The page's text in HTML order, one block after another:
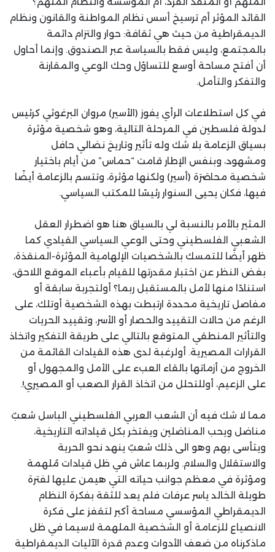
القائد المؤثر أم ترسيخ أسس نظام المواطنة والقانون ونظام
الديمقراطية من حيث هي ثقافة: حوار والتزام دائمة
بالمجتمع، وليس فقط بالسياسة عبر الصندوق. وإنما أحاول
أن أفتح مساحة أوسع للتساؤل وحك الوعي والمقارنة
والتفكر والتأمل.
في كل استطلاعات الرأي يفوز (الأسير) مروان البرغوثي كرئيس
لدولة فلسطين في المرحلة التالية، وهو شخصية مؤثرة
بسياق الزعامة بلا شك وله تأثير وتاريخ نضالي حافل
ومشهود، وبنفس الإطار قامت “حماس” من أيام باختيار
شخصية محاصَرَة (أسير) ولكنها مؤثرة، وتتسم بالزعامة أيضًا
فيها، فكان يحيى السنوار رئيسًا للمكتب السياسي.
المثير بالأمر بالنسبة لي بالسياق هنا هو اضطرار العقل
الشعبي الفلسطيني وحتى الوعي السياسي القيادي كما
ظهر أيضًا للتمسك بالشخصيات الإلهامية المؤثرة-المنقذة،
بغض النظر عن اختبار مقدرتها للقيام بأعباء الموقع اللاحق،
استنادًا منها لأمل بالمستقبل ربما؟ أولتجربة سابقة أو
مفاصل تاريخية محددة ارتبطت بهذه الشخصية أوتلك، على
الرغم من حالات التقييد والحصار أو الأسر، وتقييد الحريات
والتأثير المنطقي المتوقع بالتالي على طريقة التفكير واتخاذ
القرارات المصيرية. أولرغبة لدى هذه القيادات القائمة من
الخروج من أزماتها بالقاء العبء على الأمل والمجهول أو
على الزعيم، أوللتحلل من اتخاذ القرار الصعب أو المصيري!.
مما لا شك فيه أن الشعب العربي الفلسطيني الباسل شعبٌ
مناضل ويحب المناضلين ويفتخر بكل قياداته التاريخية،
ويتأسى بهم وهو الى ذلك شعبٌ ينهد نحو الحرية
والاستقلال والسلام. ولربما عاش في ظل قيادات مُلهمة
ومؤثرة في معظم جوانب حياته التي هيمن عليها لفترة
طويلة الخالد ياسر عرفات فلم يعد للثقة بفكرة النظام
الديمقراطي المؤسسي مساحة أكبر لتقفز على فكرة
الانصياع للزعامة أو الشخصية الملهمة لاسيما في ظل
ماذكرناه من ضعف الأدوات وعدم قدرة الآليات الديمقراطية